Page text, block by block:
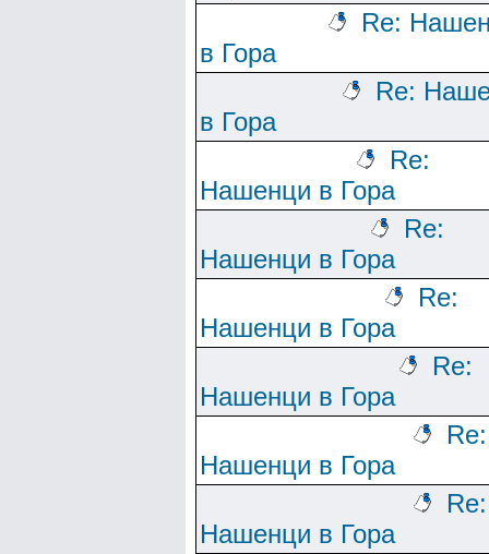
Re:
в Гора
Re:
в Гора
Re:
Нашенци в Гора
Re:
Нашенци в Гора
Re:
Нашенци в Гора
Re:
Нашенци в Гора
Re:
Нашенци в Гора
Re:
Нашенци в Гора